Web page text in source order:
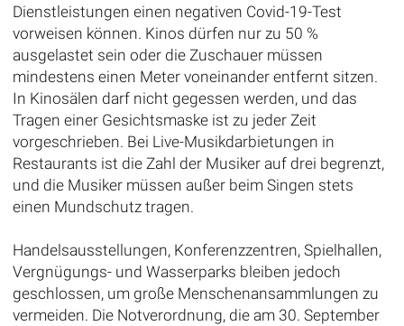
Dienstleistungen einen negativen Covid-19-Test
vorweisen können. Kinos dürfen nur zu 50 %
ausgelastet sein oder die Zuschauer müssen
mindestens einen Meter voneinander entfernt sitzen.
In Kinosälen darf nicht gegessen werden, und das
Tragen einer Gesichtsmaske ist zu jeder Zeit
vorgeschrieben. Bei Live-Musikdarbietungen in
Restaurants ist die Zahl der Musiker auf drei begrenzt,
und die Musiker müssen außer beim Singen stets
einen Mundschutz tragen.
Handelsausstellungen, Konferenzzentren, Spielhallen,
Vergnügungs- und Wasserparks bleiben jedoch
geschlossen, um große Menschenansammlungen zu
vermeiden. Die Notverordnung, die am 30. September